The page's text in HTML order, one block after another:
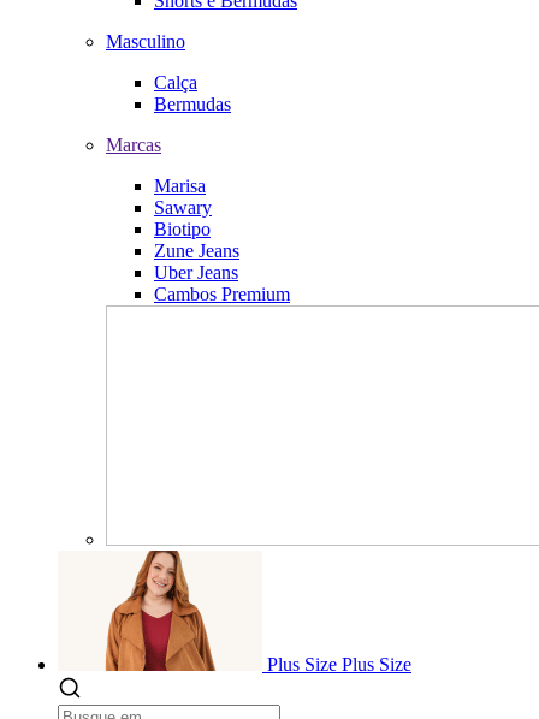
Masculino
Calça
Bermudas
Marcas
Marisa
Sawary
Biotipo
Zune Jeans
Uber Jeans
Cambos Premium
Plus Size Plus Size